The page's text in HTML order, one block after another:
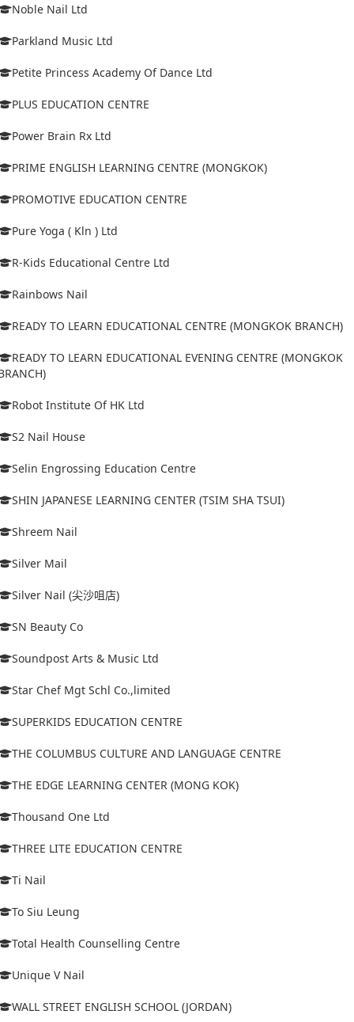
Noble Nail Ltd
Parkland Music Ltd
Petite Princess Academy Of Dance Ltd
PLUS EDUCATION CENTRE
Power Brain Rx Ltd
PRIME ENGLISH LEARNING CENTRE (MONGKOK)
PROMOTIVE EDUCATION CENTRE
Pure Yoga ( Kln ) Ltd
R-Kids Educational Centre Ltd
Rainbows Nail
READY TO LEARN EDUCATIONAL CENTRE (MONGKOK BRANCH)
READY TO LEARN EDUCATIONAL EVENING CENTRE (MONGKOK
Robot Institute Of HK Ltd
S2 Nail House
Selin Engrossing Education Centre
SHIN JAPANESE LEARNING CENTER (TSIM SHA TSUI)
Shreem Nail
Silver Mail
Silver Nail (尖沙咀店)
SN Beauty Co
Soundpost Arts & Music Ltd
Star Chef Mgt Schl Co.,limited
SUPERKIDS EDUCATION CENTRE
THE COLUMBUS CULTURE AND LANGUAGE CENTRE
THE EDGE LEARNING CENTER (MONG KOK)
Thousand One Ltd
THREE LITE EDUCATION CENTRE
Ti Nail
To Siu Leung
Total Health Counselling Centre
Unique V Nail
WALL STREET ENGLISH SCHOOL (JORDAN)